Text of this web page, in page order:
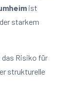
ist
starkem
das Risiko für
strukturelle